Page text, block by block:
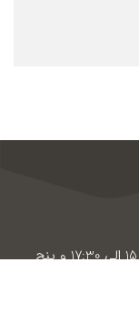
ساعات کار: شنبه الی چهارشنبه از 8:30 الی 14 و 15 الی 17:30 و پنج